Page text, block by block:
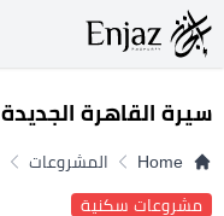
سيرة القاهرة الجديدة
Home المشروعات
مشروعات سكنية